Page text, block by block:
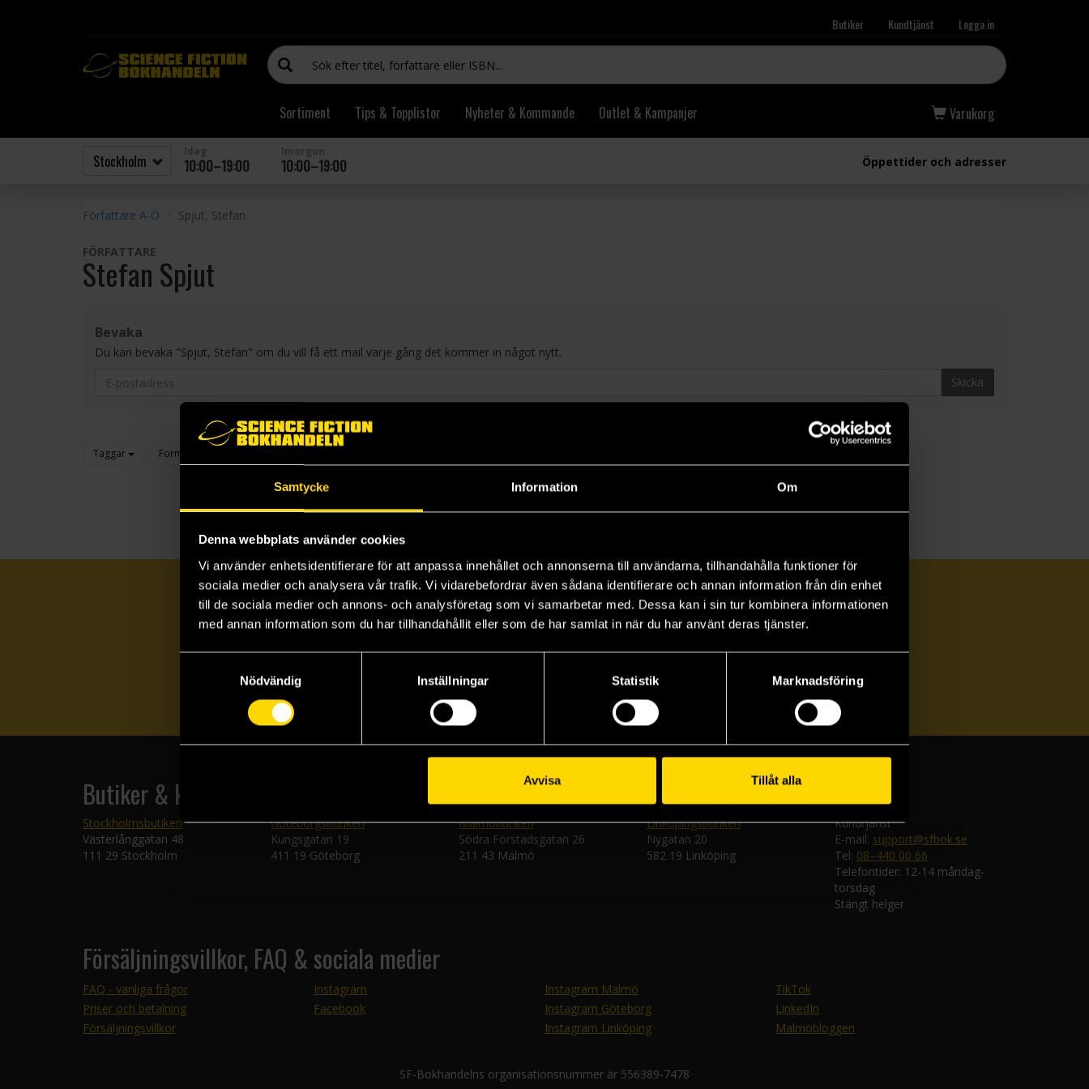
Samtycke Information Om
Denna webbplats använder cookies
Vi använder enhetsidentifierare för att anpassa innehållet och annonserna till användarna, tillhandahålla funktioner för
sociala medier och analysera vår trafik. Vi vidarebefordrar även sådana identifierare och annan information från din enhet
till de sociala medier och annons- och analysföretag som vi samarbetar med. Dessa kan i sin tur kombinera informationen
med annan information som du har tillhandahållit eller som de har samlat in när du har använt deras tjänster.
Nödvändig
Inställningar Statistik Marknadsföring
Avvisa Tillåt alla
Butiker Kundtjänst Logga in
Sortiment Tips & Topplistor Nyheter & Kommande Outlet & Kampanjer Varukorg
10:00–19:00 10:00–19:00 Öppettider och adresser
Författare A-Ö Spjut, Stefan
FÖRFATTARE
Stefan Spjut
Bevaka
Du kan bevaka "Spjut, Stefan" om du vill få ett mail varje gång det kommer in något nytt.
Skicka
Taggar Format
Prenumerera på vårt nyhetsbrev
Butiker & kundtjänst
Stockholmsbutiken
Västerlånggatan 48
111 29 Stockholm
Göteborgsbutiken
Kungsgatan 19
411 19 Göteborg
Malmöbutiken
Södra Förstadsgatan 26
211 43 Malmö
Linköpingsbutiken
Nygatan 20
582 19 Linköping
Kundtjänst
E-mail: support@sfbok.se
Tel: 08–440 00 66
Telefontider: 12-14 måndag-
torsdag
Stängt helger
Försäljningsvillkor, FAQ & sociala medier
FAQ - vanliga frågor
Priser och betalning
Försäljningsvillkor
Instagram
Facebook
Instagram Malmö
Instagram Göteborg
Instagram Linköping
TikTok
LinkedIn
Malmöbloggen
SF-Bokhandelns organisationsnummer är 556389-7478